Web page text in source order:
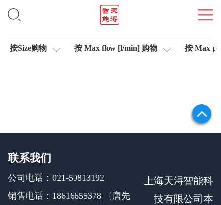
轴控制伺服比例阀
按Size购物 按 Max flow [l/min] 购物 按 Max
联系我们
公司电话：021-59813192
销售电话：18616655378 （唐先
上海天浔智能科
技有限公司本